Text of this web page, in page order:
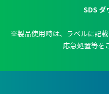
SDS ダ
※製品使用時は、ラベルに記
応急処置等を